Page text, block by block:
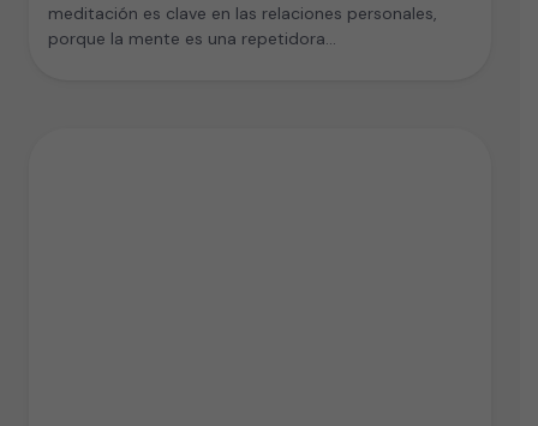
meditación es clave en las relaciones personales,
porque la mente es una repetidora…